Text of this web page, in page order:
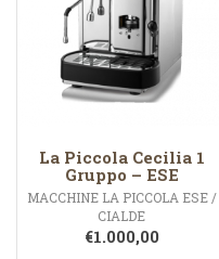
La Piccola Cecilia 1
Gruppo – ESE
MACCHINE LA PICCOLA ESE /
CIALDE
€1.000,00